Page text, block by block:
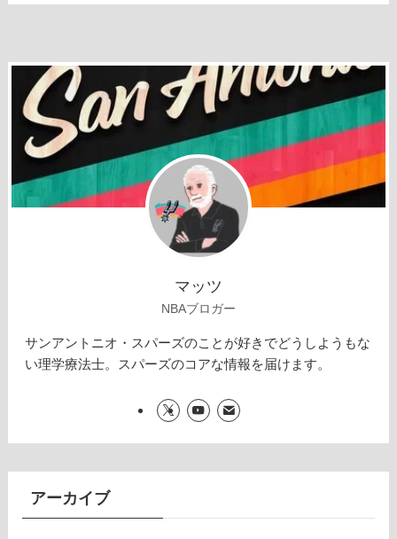
マッツ
NBAブロガー
サンアントニオ・スパーズのことが好きでどうしようもな
い理学療法士。スパーズのコアな情報を届けます。
アーカイブ